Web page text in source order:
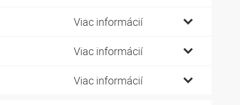
Viac informácií
Viac informácií
Viac informácií